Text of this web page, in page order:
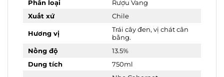
Chile
bằng.
Dung tích